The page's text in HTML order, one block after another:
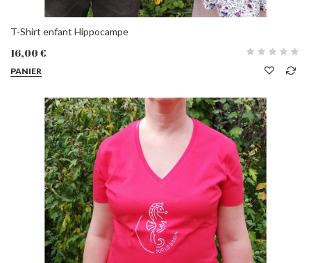
T-Shirt enfant Hippocampe
16,00 €
PANIER